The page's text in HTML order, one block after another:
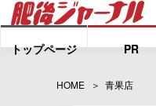
トップページ PR
HOME 青果店